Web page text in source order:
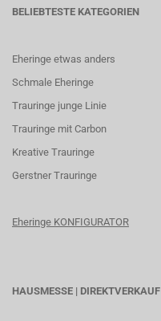
BELIEBTESTE KATEGORIEN
Eheringe etwas anders
Schmale Eheringe
Trauringe junge Linie
Trauringe mit Carbon
Kreative Trauringe
Gerstner Trauringe
Eheringe KONFIGURATOR
HAUSMESSE | DIREKTVERKAUF